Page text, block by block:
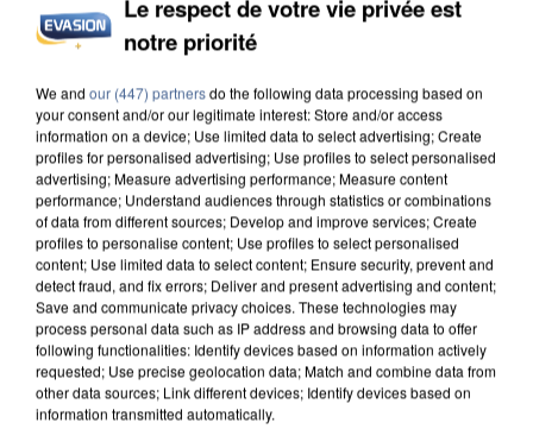
DE SOLIDARITÉ AVEC LES...
Le respect de votre vie privée est
notre priorité
We and our (447) partnersdo the following data processing based on
your consent and/or our legitimate interest: Store and/or access
information on a device; Use limited data to select advertising; Create
profiles for personalised advertising; Use profiles to select personalised
advertising; Measure advertising performance; Measure content
performance; Understand audiences through statistics or combinations
of data from different sources; Develop and improve services; Create
profiles to personalise content; Use profiles to select personalised
content; Use limited data to select content; Ensure security, prevent and
detect fraud, and fix errors; Deliver and present advertising and content;
Save and communicate privacy choices. These technologies may
process personal data such as IP address and browsing data to offer
following functionalities: Identify devices based on information actively
requested; Use precise geolocation data; Match and combine data from
other data sources; Link different devices; Identify devices based on
information transmitted automatically.